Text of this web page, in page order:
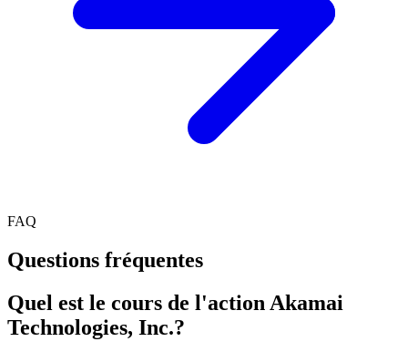
FAQ
Questions fréquentes
Quel est le cours de l'action Akamai
Technologies, Inc.?